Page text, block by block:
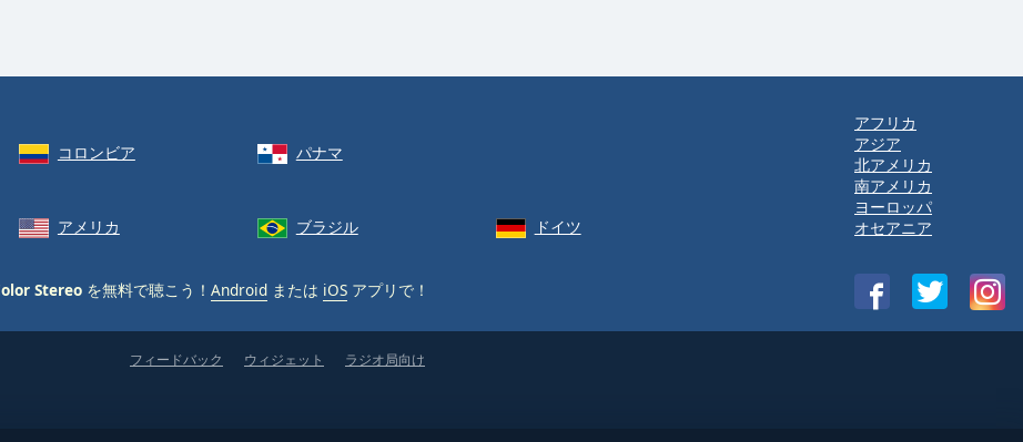
コロンビア パナマ
アメリカ ブラジル ドイツ
Stereo を無料で聴こう！ Android または iOS アプリで！
アフリカ
アジア
北アメリカ
南アメリカ
ヨーロッパ
オセアニア
フィードバック ウィジェット ラジオ局向け